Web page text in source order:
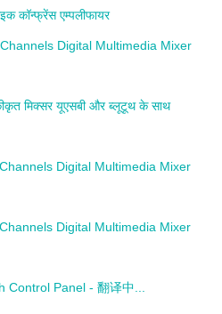
कॉन्फ्रेंस एम्पलीफायर
Digital Multimedia Mixer
मिक्सर यूएसबी और ब्लूटूथ के साथ
Digital Multimedia Mixer
Digital Multimedia Mixer
Control Panel - 翻译中...